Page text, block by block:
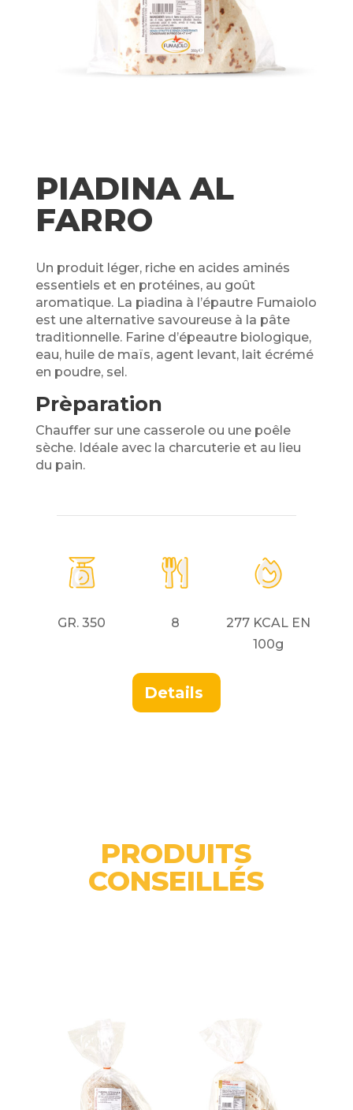
PIADINA AL
FARRO
Un produit léger, riche en acides aminés
essentiels et en protéines, au goût
aromatique. La piadina à l’épautre Fumaiolo
est une alternative savoureuse à la pâte
traditionnelle. Farine d’épeautre biologique,
eau, huile de maïs, agent levant, lait écrémé
en poudre, sel.
Prèparation
Chauffer sur une casserole ou une poêle
sèche. Idéale avec la charcuterie et au lieu
du pain.
GR. 350 8
277 KCAL EN
100g
Details
PRODUITS
CONSEILLÉS